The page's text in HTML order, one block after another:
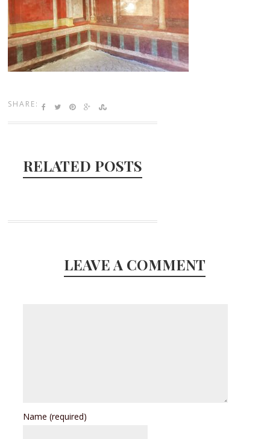
SHARE:
RELATED POSTS
LEAVE A COMMENT
Name(required)